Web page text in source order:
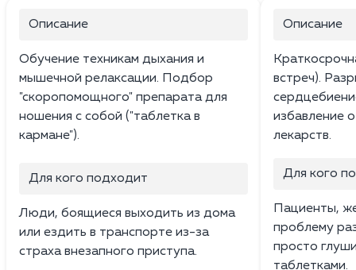
Описание
Обучение техникам дыхания и
мышечной релаксации. Подбор
"скоропомощного" препарата для
ношения с собой ("таблетка в
кармане").
Для кого подходит
Люди, боящиеся выходить из дома
или ездить в транспорте из-за
страха внезапного приступа.
Описание
встреч).
избавление
лекарств.
Для кого
Пациенты,
проблему
просто
таблетками.